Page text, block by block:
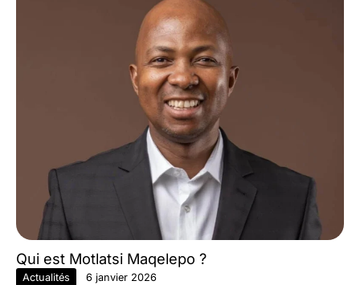
Qui est Motlatsi Maqelepo ?
Actualités 6 janvier 2026